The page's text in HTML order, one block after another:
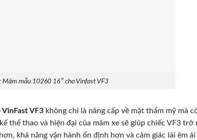
Mâm mẫu 10260 16″ cho Vinfast VF3
VF3 không chỉ là nâng cấp về mặt thẩm mỹ mà
thể thao và hiện đại của mâm xe sẽ giúp chiếc VF3 trở
khả năng vận hành ổn định hơn và cảm giác lái êm